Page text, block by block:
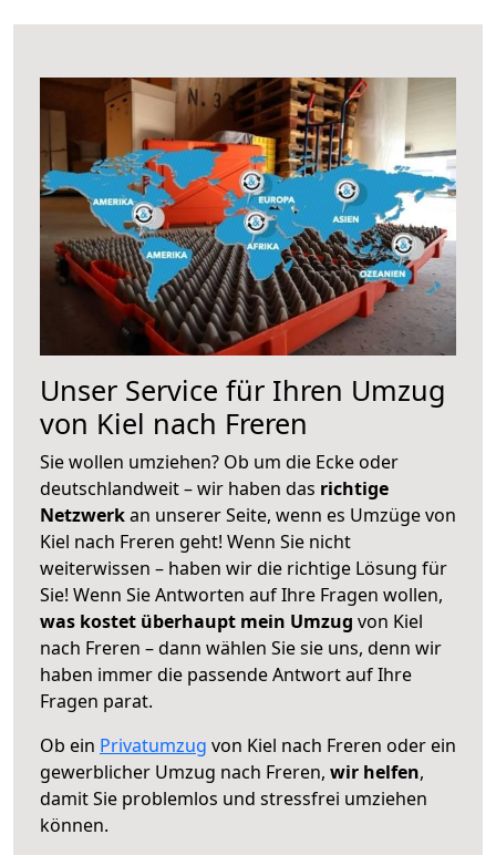
Unser Service für Ihren Umzug
von Kiel nach Freren
Sie wollen umziehen? Ob um die Ecke oder
deutschlandweit – wir haben das richtige
Netzwerkan unserer Seite, wenn es Umzüge von
Kiel nach Freren geht! Wenn Sie nicht
weiterwissen – haben wir die richtige Lösung für
Sie! Wenn Sie Antworten auf Ihre Fragen wollen,
was kostet überhaupt mein Umzug von Kiel
nach Freren – dann wählen Sie sie uns, denn wir
haben immer die passende Antwort auf Ihre
Fragen parat.
Ob ein Privatumzug von Kiel nach Freren oder ein
gewerblicher Umzug nach Freren, wir helfen,
damit Sie problemlos und stressfrei umziehen
können.